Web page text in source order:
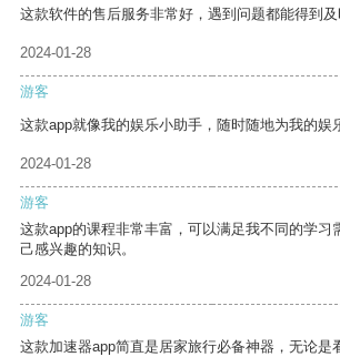
这款软件的售后服务非常好，遇到问题都能得到及
2024-01-28
游客
这款app就像我的娱乐小助手，随时随地为我的娱
2024-01-28
游客
这款app的课程非常丰富，可以满足我不同的学习
己感兴趣的知识。
2024-01-28
游客
这款加速器app简直是居家旅行必备神器，无论是